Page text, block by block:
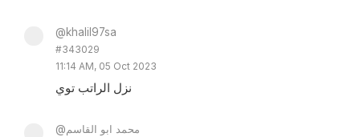
@khalil97sa
#343029
11:14 AM, 05 Oct 2023
نزل الراتب توي
@محمد ابو القاسم